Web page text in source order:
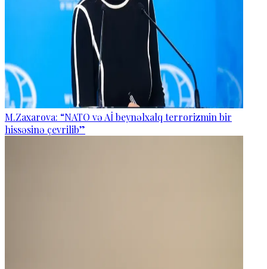
M.Zaxarova: “NATO və Aİ beynəlxalq terrorizmin bir
hissəsinə çevrilib”